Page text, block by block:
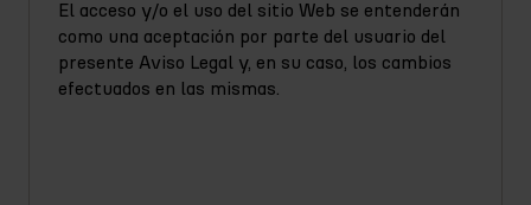
El acceso y/o el uso del sitio Web se entenderán
como una aceptación por parte del usuario del
presente Aviso Legal y, en su caso, los cambios
efectuados en las mismas.